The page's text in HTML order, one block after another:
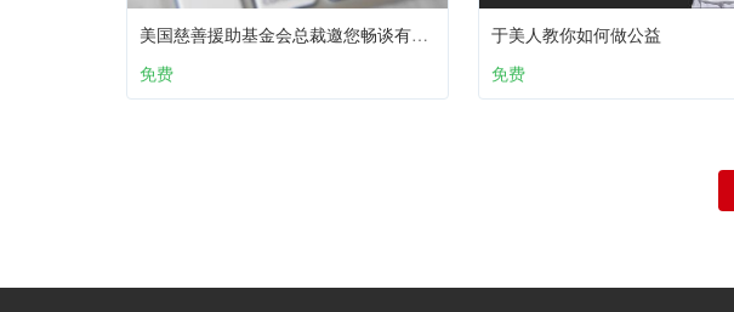
美国慈善援助基金会总裁邀您畅谈有效资助
免费
于美人教你如何做公益
免费